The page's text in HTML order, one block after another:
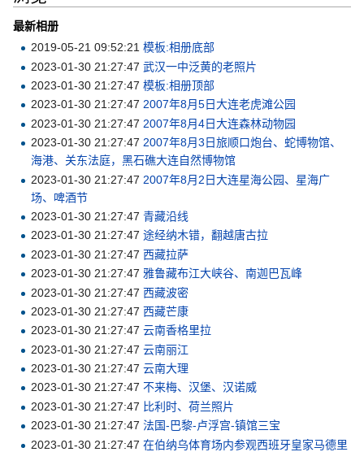
最新相册
2019-05-21 09:52:21模板:相册底部
2023-01-30 21:27:47武汉一中泛黄的老照片
2023-01-30 21:27:47模板:相册顶部
2023-01-30 21:27:472007年8月5日大连老虎滩公园
2023-01-30 21:27:47 2007年8月4日大连森林动物园
2023-01-30 21:27:47 2007年8月3日旅顺口炮台、蛇博物馆、
海港、关东法庭，黑石礁大连自然博物馆
2023-01-30 21:27:47 2007年8月2日大连星海公园、星海广
场、啤酒节
2023-01-30 21:27:47青藏沿线
2023-01-30 21:27:47途经纳木错，翻越唐古拉
2023-01-30 21:27:47西藏拉萨
2023-01-30 21:27:47 雅鲁藏布江大峡谷、南迦巴瓦峰
2023-01-30 21:27:47西藏波密
2023-01-30 21:27:47西藏芒康
2023-01-30 21:27:47云南香格里拉
2023-01-30 21:27:47云南丽江
2023-01-30 21:27:47云南大理
2023-01-30 21:27:47不来梅、汉堡、汉诺威
2023-01-30 21:27:47 比利时、荷兰照片
2023-01-30 21:27:47 法国-巴黎-卢浮宫-镇馆三宝
2023-01-30 21:27:47在伯纳乌体育场内参观西班牙皇家马德里